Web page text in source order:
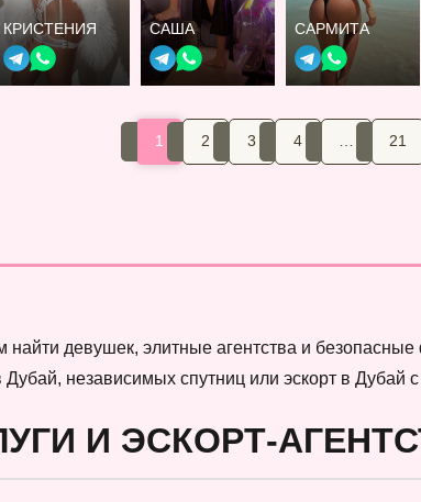
КРИСТЕНИЯ САША САРМИТА
1 2 3 4 21
девушек, элитные агентства и
независимых спутниц или эскорт в
И ЭСКОРТ-